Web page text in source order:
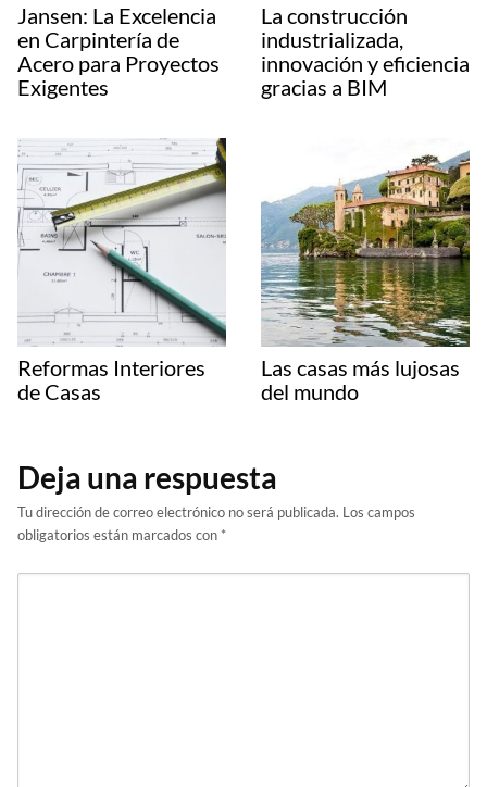
Jansen: La Excelencia
en Carpintería de
Acero para Proyectos
Exigentes
La construcción
industrializada,
innovación y eficiencia
gracias a BIM
Reformas Interiores
de Casas
Las casas más lujosas
del mundo
Deja una respuesta
Tu dirección de correo electrónico no será publicada. Los campos
obligatorios están marcados con *